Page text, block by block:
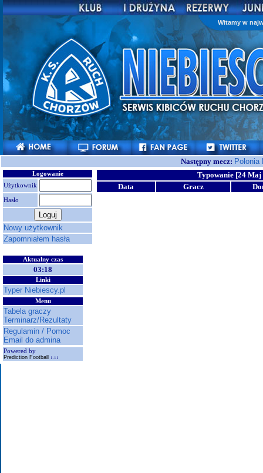
Witamy w
Następny mecz:
Logowanie
Użytkownik
Hasło
Nowy użytkownik
Zapomniałem hasła
Aktualny czas
03:18
Linki
Typer Niebiescy.pl
Menu
Tabela graczy
Terminarz/Rezultaty
Regulamin / Pomoc
Email do admina
Powered by
Prediction Football 1.11
Typowanie [24 Maj
Data
Gracz